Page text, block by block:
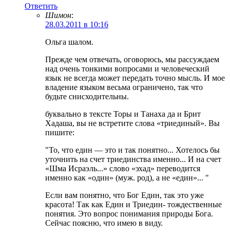
Ответить
Шимон:
28.03.2011 в 10:16
Ольга шалом.
Прежде чем отвечать, оговорюсь, мы рассуждаем
над очень тонкими вопросами и человеческий
язык не всегда может передать точно мысль. И мое
владение языком весьма ограничено, так что
будьте снисходительны.
буквально в тексте Торы и Танаха да и Брит
Хадаша, вы не встретите слова «триединый». Вы
пишите:
"То, что един — это и так понятно... Хотелось бы
уточнить на счет триединства именно... И на счет
«Шма Исраэль...» слово «эхад» переводится
именно как «один» (муж. род), а не «един»... "
Если вам понятно, что Бог Един, так это уже
красота! Так как Един и Триедин- тождественные
понятия. Это вопрос понимания природы Бога.
Сейчас поясню, что имею в виду.